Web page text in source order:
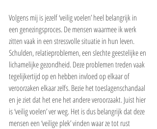
Volgens mij is jezelf ‘veilig voelen’ heel belangrijk in
een genezingsproces. De mensen waarmee ik werk
zitten vaak in een stressvolle situatie in hun leven.
Schulden, relatieproblemen, een slechte geestelijke en
lichamelijke gezondheid. Deze problemen treden vaak
tegelijkertijd op en hebben invloed op elkaar of
veroorzaken elkaar zelfs. Bezie het toeslagenschandaal
en je ziet dat het ene het andere veroorzaakt. Juist hier
is ‘veilig voelen’ ver weg. Het is dus belangrijk dat deze
mensen een ‘veilige plek’ vinden waar ze tot rust